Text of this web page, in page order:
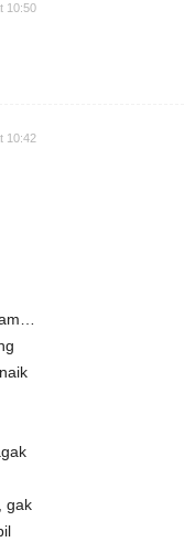
10:50
10:42
gak